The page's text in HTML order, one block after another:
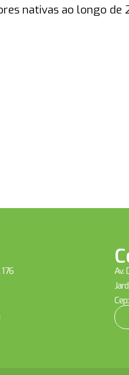
nativas ao longo de
Av.